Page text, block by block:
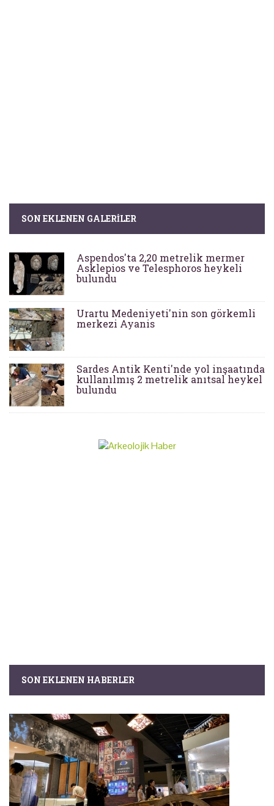
SON EKLENEN GALERILER
Aspendos'ta 2,20 metrelik mermer
Asklepios ve Telesphoros heykeli
bulundu
Urartu Medeniyeti'nin son görkemli
merkezi Ayanis
Sardes Antik Kenti'nde yol inşaatında
kullanılmış 2 metrelik anıtsal heykel
bulundu
SON EKLENEN HABERLER